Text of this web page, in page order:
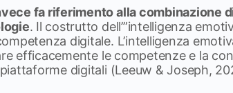
fa riferimento alla combinazione
. Il costrutto dell’”intelligenza
digitale. L’intelligenza
efficacemente le competenze e la
digitali (Leeuw & Joseph,